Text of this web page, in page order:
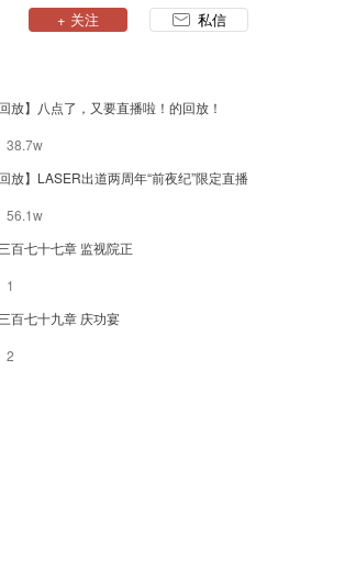
+ 关注 私信
回放】八点了，又要直播啦！的回放！
38.7w
回放】LASER出道两周年“前夜纪”限定直播
56.1w
百七十七章 监视院正
1
百七十九章 庆功宴
2